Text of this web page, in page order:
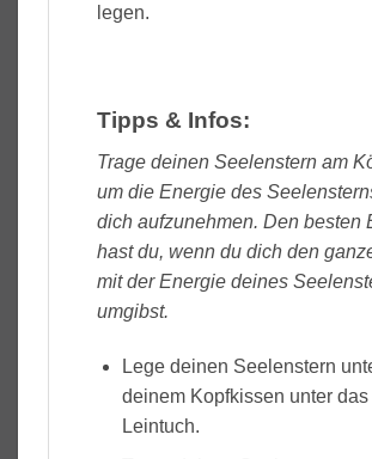
legen.
Tipps & Infos:
Trage deinen Seelenstern am
um die Energie des
dich aufzunehmen. Den besten
hast du, wenn du dich den
mit der Energie deines
umgibst.
Lege deinen Seelenstern
deinem Kopfkissen unter das
Leintuch.